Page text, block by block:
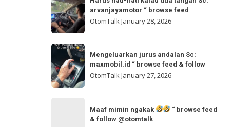
browse
feed
“
browse
hati-
hati
kalau
dua
tangan
Sc:
arvanjayamotor
arvanjayamotor “ browse feed
OtomTalkJanuary 28, 2026
Mengeluarkan
jurus
andalan
Sc:
Mengeluarkan jurus andalan Sc:
maxmobil.id “ browse feed & follow
OtomTalkJanuary 27, 2026
Maaf mimin ngakak
“ browse feed
& follow @otomtalk